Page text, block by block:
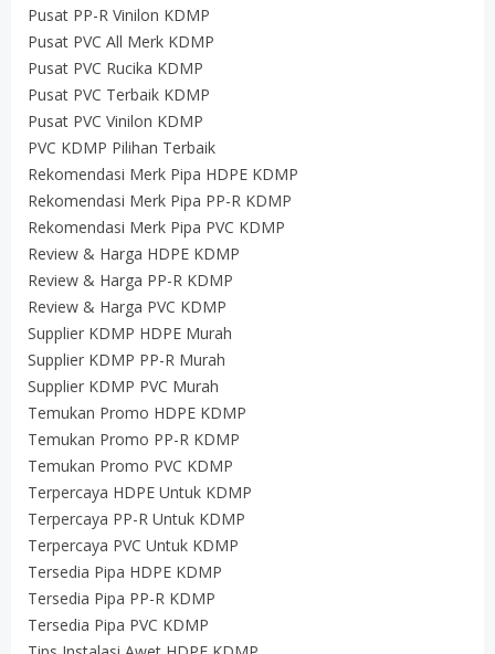
Pusat PP-R Vinilon KDMP
Pusat PVC All Merk KDMP
Pusat PVC Rucika KDMP
Pusat PVC Terbaik KDMP
Pusat PVC Vinilon KDMP
PVC KDMP Pilihan Terbaik
Rekomendasi Merk Pipa HDPE KDMP
Rekomendasi Merk Pipa PP-R KDMP
Rekomendasi Merk Pipa PVC KDMP
Review & Harga HDPE KDMP
Review & Harga PP-R KDMP
Review & Harga PVC KDMP
Supplier KDMP HDPE Murah
Supplier KDMP PP-R Murah
Supplier KDMP PVC Murah
Temukan Promo HDPE KDMP
Temukan Promo PP-R KDMP
Temukan Promo PVC KDMP
Terpercaya HDPE Untuk KDMP
Terpercaya PP-R Untuk KDMP
Terpercaya PVC Untuk KDMP
Tersedia Pipa HDPE KDMP
Tersedia Pipa PP-R KDMP
Tersedia Pipa PVC KDMP